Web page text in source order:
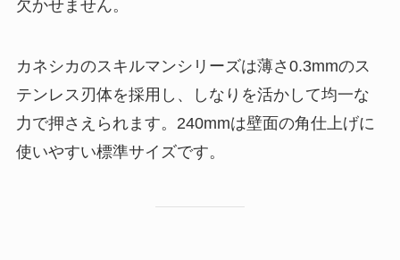
欠かせません。
カネシカのスキルマンシリーズは薄さ0.3mmのス
テンレス刃体を採用し、しなりを活かして均一な
力で押さえられます。240mmは壁面の角仕上げに
使いやすい標準サイズです。